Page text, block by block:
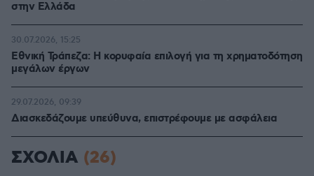
στην Ελλάδα
Εθνική Τράπεζα: Η κορυφαία επιλογή για τη χρηματοδότηση
μεγάλων έργων
30.07.2026, 15:25
Διασκεδάζουμε υπεύθυνα, επιστρέφουμε με ασφάλεια
29.07.2026, 09:39
ΣΧΟΛΙΑ (26)